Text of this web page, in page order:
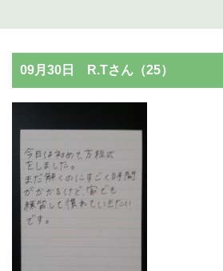
高認塾のご案内
高卒認定試験とは
高卒認定試験にかかる費用
09月30日 R.Tさん（25）